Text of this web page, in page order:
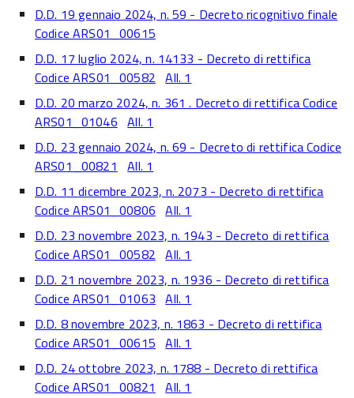
D.D. 19 gennaio 2024, n. 59 - Decreto ricognitivo finale
Codice ARS01_00615
D.D. 17 luglio 2024, n. 14133 - Decreto di rettifica
Codice ARS01_00582 All. 1
D.D. 20 marzo 2024, n. 361 . Decreto di rettifica Codice
ARS01_01046 All. 1
D.D. 23 gennaio 2024, n. 69 - Decreto di rettifica Codice
ARS01_00821
All. 1
D.D. 11 dicembre 2023, n. 2073 - Decreto di rettifica
Codice ARS01_00806 All. 1
D.D. 23 novembre 2023, n. 1943 - Decreto di rettifica
Codice ARS01_00582 All. 1
D.D. 21 novembre 2023, n. 1936 - Decreto di rettifica
Codice ARS01_01063 All. 1
D.D. 8 novembre 2023, n. 1863 - Decreto di rettifica
Codice ARS01_00615 All. 1
D.D. 24 ottobre 2023, n. 1788 - Decreto di rettifica
Codice ARS01_00821
All. 1